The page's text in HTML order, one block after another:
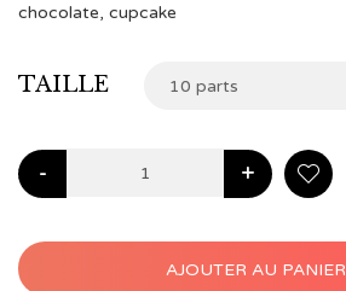
chocolate, cupcake
TAILLE 10 parts
- +
AJOUTER AU PANIER